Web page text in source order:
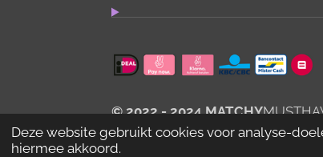
Deze website gebruikt cookies voor analyse-
hiermee akkoord.
p
p
© 2022 - 2024 MATCHY